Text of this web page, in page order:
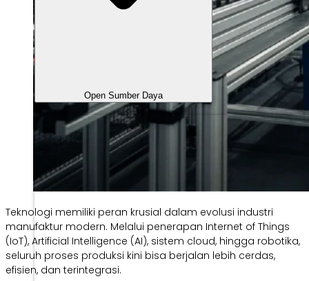
Open Sumber Daya
Teknologi memiliki peran krusial dalam evolusi industri
manufaktur modern. Melalui penerapan Internet of Things
(IoT), Artificial Intelligence (AI), sistem cloud, hingga robotika,
seluruh proses produksi kini bisa berjalan lebih cerdas,
efisien, dan terintegrasi.